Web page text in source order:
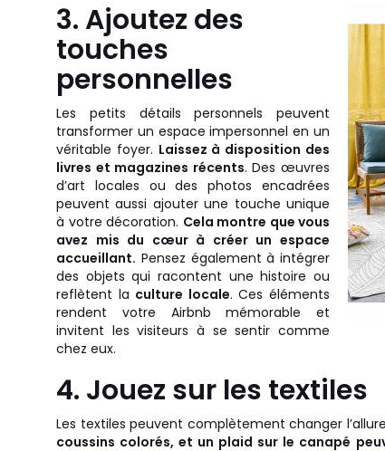
3. Ajoutez des
touches
personnelles
Les petits détails personnels peuvent
transformer un espace impersonnel en un
véritable foyer. Laissez à disposition des
livres et magazines récents. Des œuvres
d’art locales ou des photos encadrées
peuvent aussi ajouter une touche unique
à votre décoration. Cela montre que vous
avez mis du cœur à créer un espace
accueillant. Pensez également à intégrer
des objets qui racontent une histoire ou
reflètent la culture locale. Ces éléments
rendent votre Airbnb mémorable et
invitent les visiteurs à se sentir comme
chez eux.
4. Jouez sur les textiles
Les textiles peuvent complètement changer
coussins colorés, et un plaid sur le canapé